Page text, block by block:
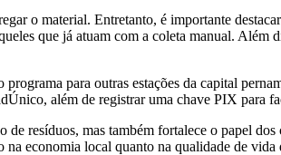
o material. Entretanto, é importante
que já atuam com a coleta manual. Além
para outras estações da capital
além de registrar uma chave PIX para
de resíduos, mas também fortalece o papel
economia local quanto na qualidade de vida